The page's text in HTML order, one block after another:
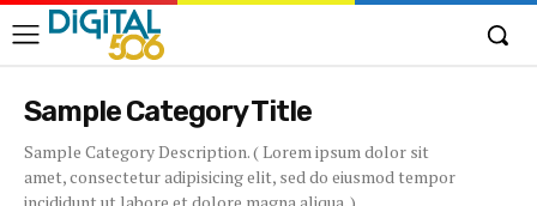
Sample Category Title
Sample Category Description. ( Lorem ipsum dolor sit
amet, consectetur adipisicing elit, sed do eiusmod tempor